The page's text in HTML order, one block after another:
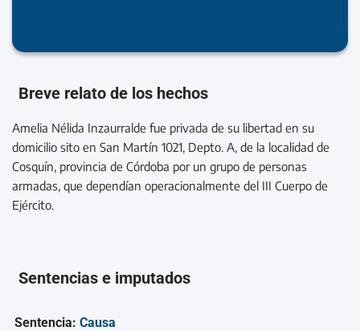
Breve relato de los hechos
Amelia Nélida Inzaurralde fue privada de su libertad en su
domicilio sito en San Martín 1021, Depto. A, de la localidad de
Cosquín, provincia de Córdoba por un grupo de personas
armadas, que dependían operacionalmente del III Cuerpo de
Ejército.
Sentencias e imputados
Sentencia: Causa